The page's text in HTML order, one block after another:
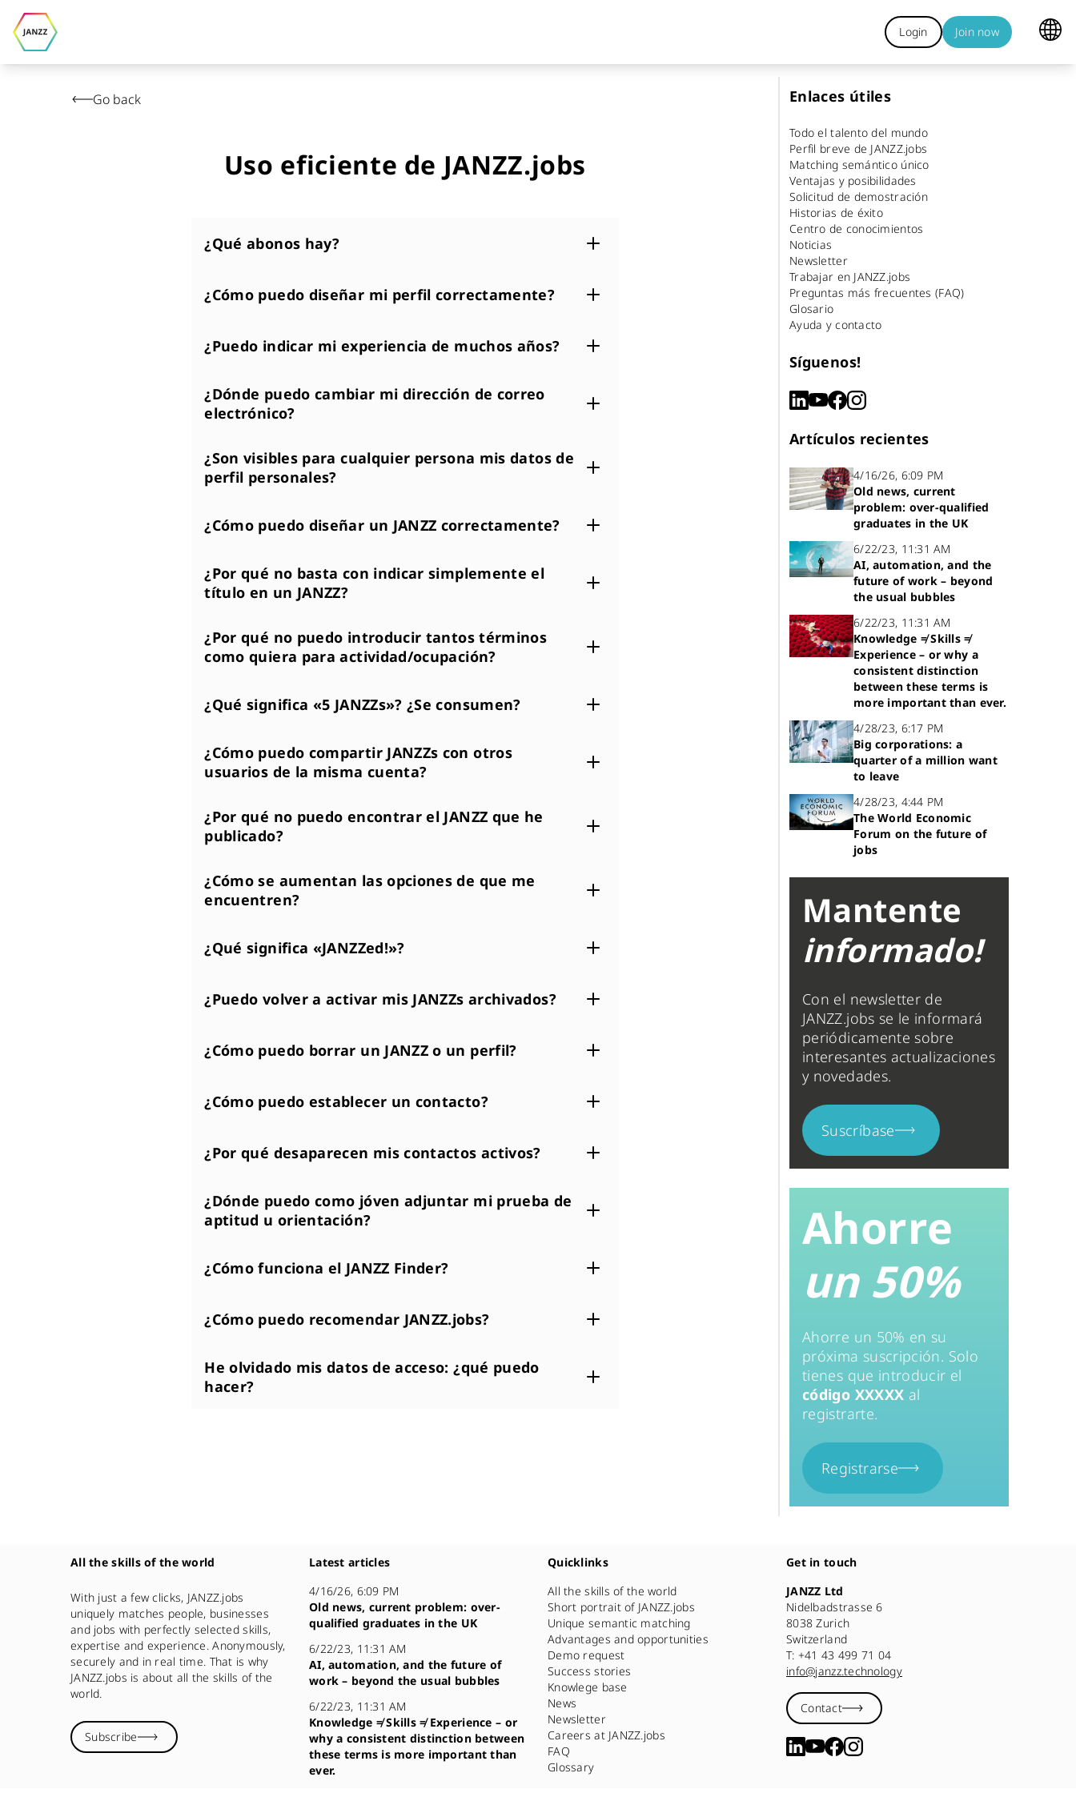
Login Join now
Go back
Uso eficiente de JANZZ.jobs
¿Qué abonos hay?
¿Cómo puedo diseñar mi perfil correctamente?
¿Puedo indicar mi experiencia de muchos años?
¿Dónde puedo cambiar mi dirección de correo
electrónico?
¿Son visibles para cualquier persona mis datos de
perfil personales?
¿Cómo puedo diseñar un JANZZ correctamente?
¿Por qué no basta con indicar simplemente el
título en un JANZZ?
¿Por qué no puedo introducir tantos términos
como quiera para actividad/ocupación?
¿Qué significa «5 JANZZs»? ¿Se consumen?
¿Cómo puedo compartir JANZZs con otros
usuarios de la misma cuenta?
¿Por qué no puedo encontrar el JANZZ que he
publicado?
¿Cómo se aumentan las opciones de que me
encuentren?
¿Qué significa «JANZZed!»?
¿Puedo volver a activar mis JANZZs archivados?
¿Cómo puedo borrar un JANZZ o un perfil?
¿Cómo puedo establecer un contacto?
¿Por qué desaparecen mis contactos activos?
¿Dónde puedo como jóven adjuntar mi prueba de
aptitud u orientación?
¿Cómo funciona el JANZZ Finder?
¿Cómo puedo recomendar JANZZ.jobs?
He olvidado mis datos de acceso: ¿qué puedo
hacer?
Enlaces útiles
Todo el talento del mundo
Perfil breve de JANZZ.jobs
Matching semántico único
Ventajas y posibilidades
Solicitud de demostración
Historias de éxito
Centro de conocimientos
Noticias
Newsletter
Trabajar en JANZZ.jobs
Preguntas más frecuentes (FAQ)
Glosario
Ayuda y contacto
Síguenos!
Artículos recientes
4/16/26, 6:09 PM
Old news, current
problem: over-qualified
graduates in the UK
6/22/23, 11:31 AM
AI, automation, and the
future of work – beyond
the usual bubbles
6/22/23, 11:31 AM
Knowledge ≠ Skills ≠
Experience – or why a
consistent distinction
between these terms is
more important than ever.
4/28/23, 6:17 PM
Big corporations: a
quarter of a million want
to leave
4/28/23, 4:44 PM
The World Economic
Forum on the future of
jobs
Mantente
informado!
Con el newsletter de
JANZZ.jobs se le informará
periódicamente sobre
interesantes actualizaciones
y novedades.
Suscríbase
Ahorre
un 50%
Ahorre un 50% en su
próxima suscripción. Solo
tienes que introducir el
código XXXXX al
registrarte.
Registrarse
All the skills of the world
With just a few clicks, JANZZ.jobs
uniquely matches people, businesses
and jobs with perfectly selected skills,
expertise and experience. Anonymously,
securely and in real time. That is why
JANZZ.jobs is about all the skills of the
world.
Subscribe
Latest articles
4/16/26, 6:09 PM
Old news, current problem: over-
qualified graduates in the UK
6/22/23, 11:31 AM
AI, automation, and the future of
work – beyond the usual bubbles
6/22/23, 11:31 AM
Knowledge ≠ Skills ≠ Experience – or
why a consistent distinction between
these terms is more important than
ever.
Quicklinks
All the skills of the world
Short portrait of JANZZ.jobs
Unique semantic matching
Advantages and opportunities
Demo request
Success stories
Knowlege base
News
Newsletter
Careers at JANZZ.jobs
FAQ
Glossary
Get in touch
JANZZ Ltd
Nidelbadstrasse 6
8038 Zurich
Switzerland
T: +41 43 499 71 04
info@janzz.technology
Contact